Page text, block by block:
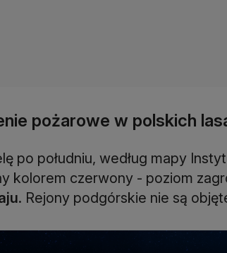
pożarowe w polskich
po południu, według mapy
kolorem czerwony - poziom
. Rejony podgórskie nie są